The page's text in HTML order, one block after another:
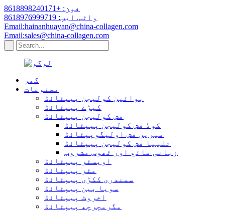
فون: +8618898240171
واٹس ایپ: 8618976999719
Email:hainanhuayan@china-collagen.com
Email:sales@china-collagen.com
گھر
مصنوعات
بوائین کولیجن پیپٹائڈ
کیڑے پیپٹائڈ
فش کولیجن پیپٹائڈ
کوڈ فش کولیجن پیپٹائڈ
میرین فش اولیگوپپٹائڈ
تلپیا فش کولیجن پیپٹائڈ
زبانی مائع اور ٹھوس مشروب
اویسٹر پیپٹائڈ
مٹر پیپٹائڈ
سمندری ککڑی پیپٹائڈ
سویا بین پیپٹائڈ
اخروٹ پیپٹائڈ
مگرمچرچھ پیپٹائڈ